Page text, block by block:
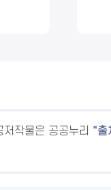
작물은 공공누리 출